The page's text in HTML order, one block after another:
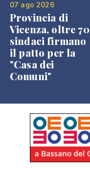
07 ago 2026
Provincia di
Vicenza, oltre 70
sindaci firmano
il patto per la
"Casa dei
Comuni"